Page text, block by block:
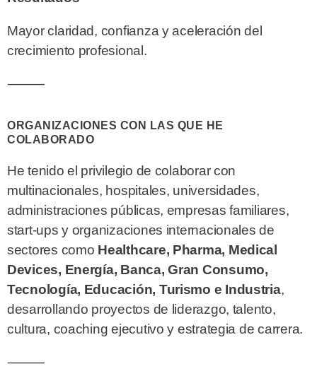
Mayor claridad, confianza y aceleración del
crecimiento profesional.
⸻
ORGANIZACIONES CON LAS QUE HE
COLABORADO
He tenido el privilegio de colaborar con
multinacionales, hospitales, universidades,
administraciones públicas, empresas familiares,
start-ups y organizaciones internacionales de
sectores como Healthcare, Pharma, Medical
Devices, Energía, Banca, Gran Consumo,
Tecnología, Educación, Turismo e Industria,
desarrollando proyectos de liderazgo, talento,
cultura, coaching ejecutivo y estrategia de carrera.
⸻